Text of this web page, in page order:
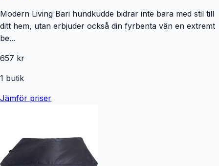
Modern Living Bari hundkudde bidrar inte bara med stil till
ditt hem, utan erbjuder också din fyrbenta vän en extremt
be...
657 kr
1 butik
Jämför priser